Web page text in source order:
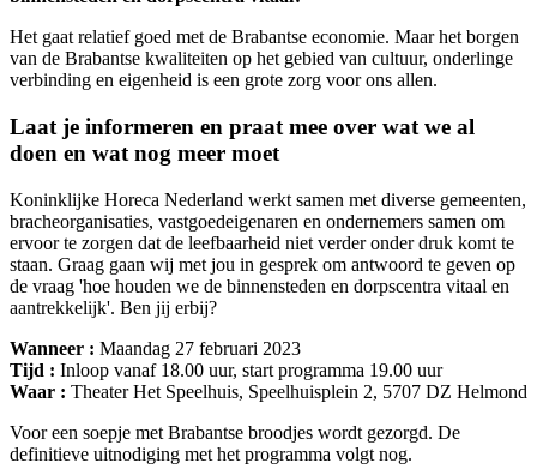
Het gaat relatief goed met de Brabantse economie. Maar het borgen
van de Brabantse kwaliteiten op het gebied van cultuur, onderlinge
verbinding en eigenheid is een grote zorg voor ons allen.
Laat je informeren en praat mee over wat we al
doen en wat nog meer moet
Koninklijke Horeca Nederland werkt samen met diverse gemeenten,
bracheorganisaties, vastgoedeigenaren en ondernemers samen om
ervoor te zorgen dat de leefbaarheid niet verder onder druk komt te
staan. Graag gaan wij met jou in gesprek om antwoord te geven op
de vraag 'hoe houden we de binnensteden en dorpscentra vitaal en
aantrekkelijk'. Ben jij erbij?
Wanneer : Maandag 27 februari 2023
Tijd : Inloop vanaf 18.00 uur, start programma 19.00 uur
Waar : Theater Het Speelhuis, Speelhuisplein 2, 5707 DZ Helmond
Voor een soepje met Brabantse broodjes wordt gezorgd. De
definitieve uitnodiging met het programma volgt nog.